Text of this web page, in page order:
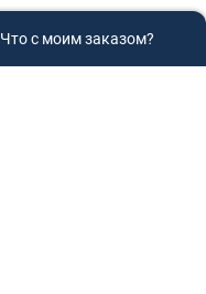
Что с моим заказом?